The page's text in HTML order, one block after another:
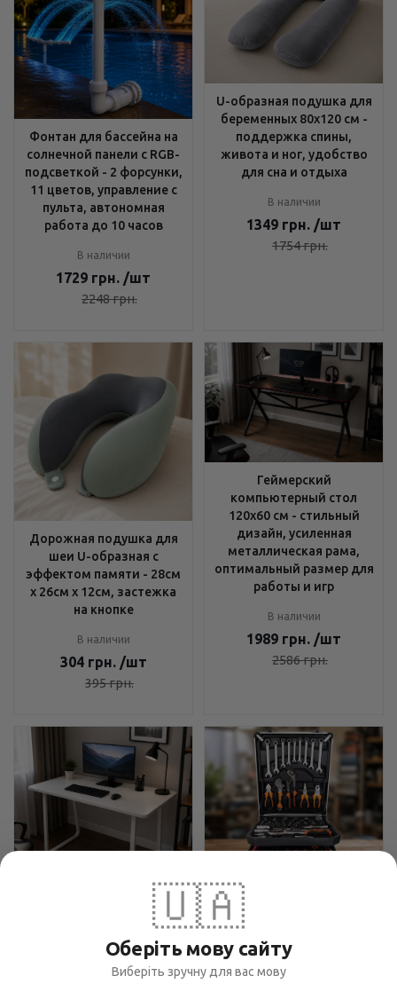
Фонтан для бассейна на
солнечной панели с RGB-
подсветкой - 2 форсунки,
11 цветов, управление с
пульта, автономная
работа до 10 часов
В наличии
1729 грн. /шт
2248грн.
U-образная подушка для
беременных 80x120 см -
поддержка спины,
живота и ног, удобство
для сна и отдыха
В наличии
1349 грн. /шт
1754грн.
Дорожная подушка для
шеи U-образная с
эффектом памяти - 28см
х 26см х 12см, застежка
на кнопке
В наличии
304 грн. /шт
395грн.
Геймерский
компьютерный стол
120х60 см - стильный
дизайн, усиленная
металлическая рама,
оптимальный размер для
работы и игр
В наличии
1989 грн. /шт
2586грн.
Компьютерный стол
120х60 см Бежевый -
Минималистичный
дизайн, Закругленные
Набор инструментов Tool
Set 235 предметов - для
ремонта и обслуживания,
чемодан с колесами,
🇺🇦
Оберіть мову сайту
Виберіть зручну для вас мову